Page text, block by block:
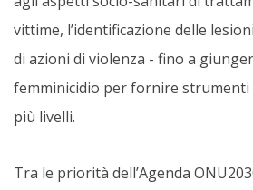
vittime, l’identificazione delle
di azioni di violenza - fino a
femminicidio per fornire strumenti
più livelli.
Tra le priorità dell’Agenda